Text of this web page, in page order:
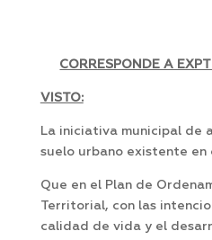
CORRESPONDE A
VISTO:
La iniciativa municipal de
suelo urbano existente
Que en el Plan de
Territorial, con las
calidad de vida y el